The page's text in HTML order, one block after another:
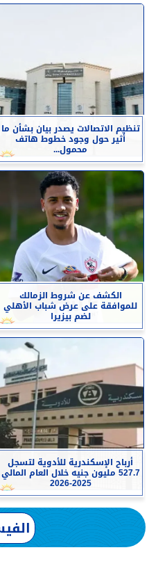
تنظيم الاتصالات يصدر بيان بشأن ما
أثير حول وجود خطوط هاتف
محمول...
الكشف عن شروط الزمالك
للموافقة على عرض شباب الأهلي
لضم بيزيرا
أرباح الإسكندرية للأدوية لتسجل
527.7 مليون جنيه خلال العام المالي
2025-2026